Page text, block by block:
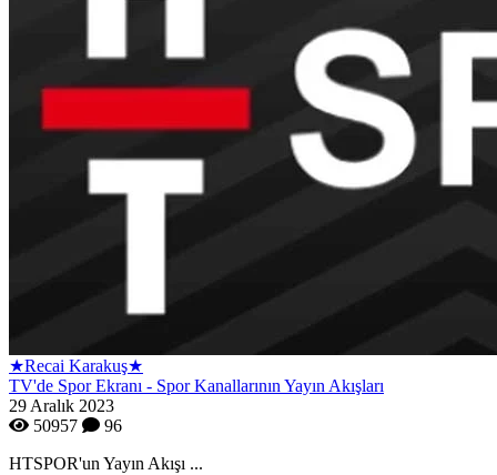
★Recai Karakuş★
TV'de Spor Ekranı - Spor Kanallarının Yayın Akışları
29 Aralık 2023
50957
96
HTSPOR'un Yayın Akışı ...